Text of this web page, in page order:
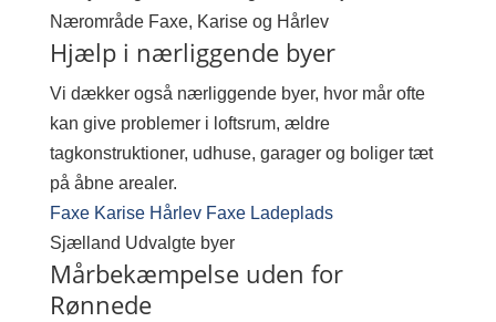
Nærområde Faxe, Karise og Hårlev
Hjælp i nærliggende byer
Vi dækker også nærliggende byer, hvor mår ofte
kan give problemer i loftsrum, ældre
tagkonstruktioner, udhuse, garager og boliger tæt
på åbne arealer.
Faxe Karise Hårlev Faxe Ladeplads
Sjælland Udvalgte byer
Mårbekæmpelse uden for
Rønnede